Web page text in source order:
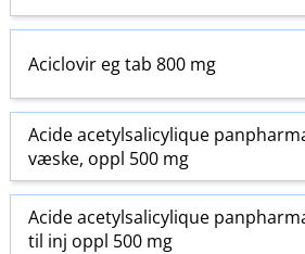
Aciclovir eg tab 800 mg
Acide acetylsalicylique
væske, oppl 500 mg
Acide acetylsalicylique
til inj oppl 500 mg